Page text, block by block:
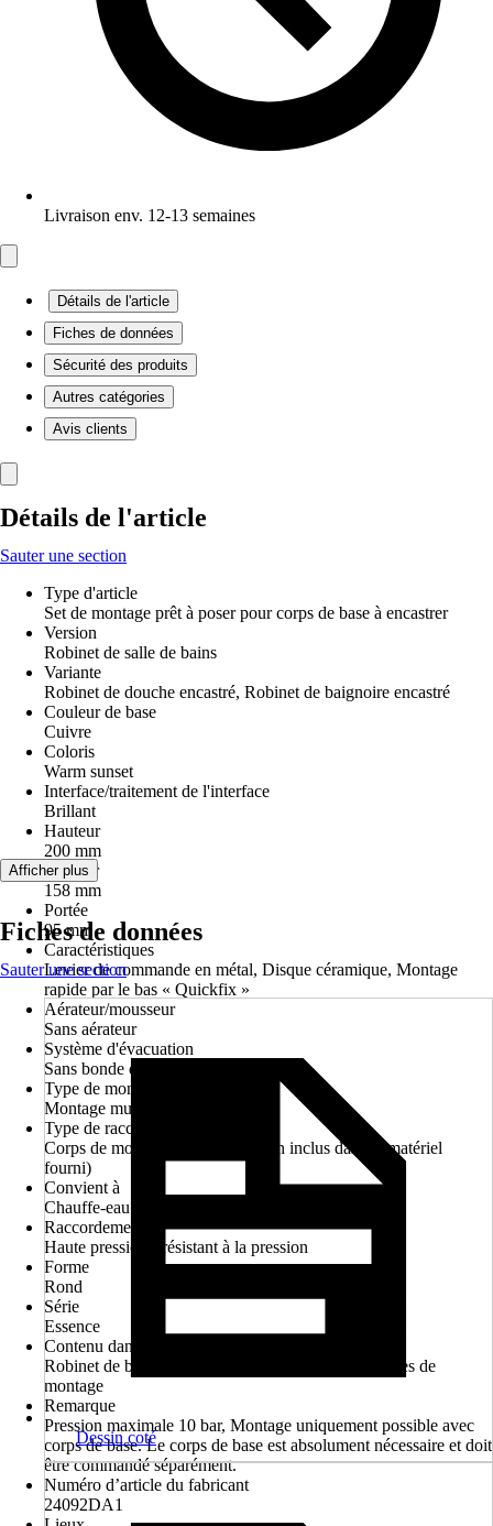
Livraison env. 12-13 semaines
Détails de l'article
Fiches de données
Sécurité des produits
Autres catégories
Avis clients
Détails de l'article
Sauter une section
Type d'article
Set de montage prêt à poser pour corps de base à encastrer
Version
Robinet de salle de bains
Variante
Robinet de douche encastré, Robinet de baignoire encastré
Couleur de base
Cuivre
Coloris
Warm sunset
Interface/traitement de l'interface
Brillant
Hauteur
200 mm
Largeur
158 mm
Portée
95 mm
Caractéristiques
Levier de commande en métal, Disque céramique, Montage
rapide par le bas « Quickfix »
Aérateur/mousseur
Sans aérateur
Système d'évacuation
Sans bonde de vidage
Type de montage
Montage mural encastré
Type de raccordement
Corps de montage à encastrer (non inclus dans le matériel
fourni)
Convient à
Chauffe-eau sous pression, Chauffe-eau instantané
Raccordement
Haute pression - résistant à la pression
Forme
Rond
Série
Essence
Contenu dans le matériel fourni d'origine
Robinet de baignoire, Matériel de fixation, Consignes de
montage
Remarque
Pression maximale 10 bar, Montage uniquement possible avec
corps de base. Le corps de base est absolument nécessaire et doit
être commandé séparément.
Numéro d’article du fabricant
24092DA1
Afficher plus
Fiches de données
Sauter une section
Dessin coté